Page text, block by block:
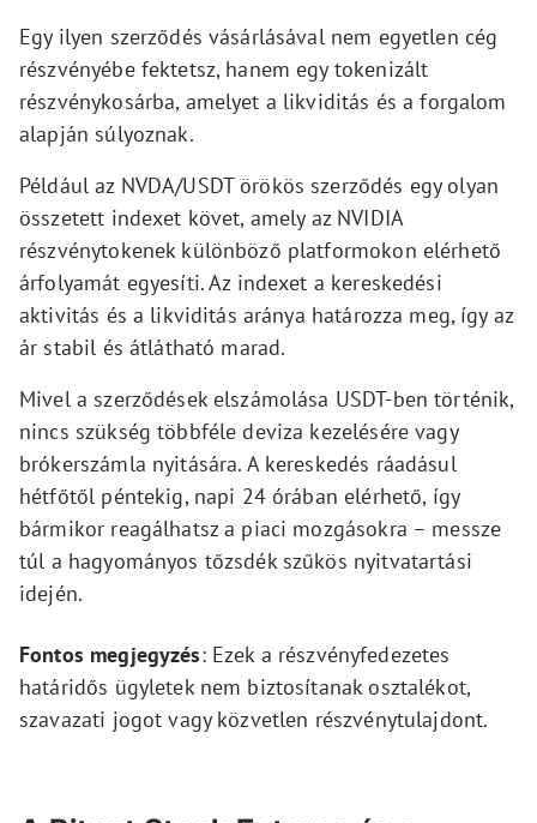
Egy ilyen szerződés vásárlásával nem egyetlen cég
részvényébe fektetsz, hanem egy tokenizált
részvénykosárba, amelyet a likviditás és a forgalom
alapján súlyoznak.
Például az NVDA/USDT örökös szerződés egy olyan
összetett indexet követ, amely az NVIDIA
részvénytokenek különböző platformokon elérhető
árfolyamát egyesíti. Az indexet a kereskedési
aktivitás és a likviditás aránya határozza meg, így az
ár stabil és átlátható marad.
Mivel a szerződések elszámolása USDT-ben történik,
nincs szükség többféle deviza kezelésére vagy
brókerszámla nyitására. A kereskedés ráadásul
hétfőtől péntekig, napi 24 órában elérhető, így
bármikor reagálhatsz a piaci mozgásokra – messze
túl a hagyományos tőzsdék szűkös nyitvatartási
idején.
Fontos megjegyzés: Ezek a részvényfedezetes
határidős ügyletek nem biztosítanak osztalékot,
szavazati jogot vagy közvetlen részvénytulajdont.